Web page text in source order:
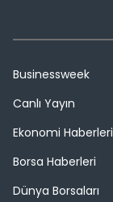
Businessweek
Canlı Yayın
Ekonomi Haberleri
Borsa Haberleri
Dünya Borsaları